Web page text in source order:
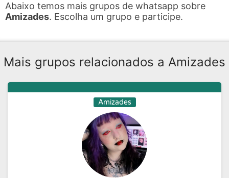
Abaixo temos mais grupos de whatsapp sobre
Amizades. Escolha um grupo e participe.
Mais grupos relacionados a Amizades
Amizades